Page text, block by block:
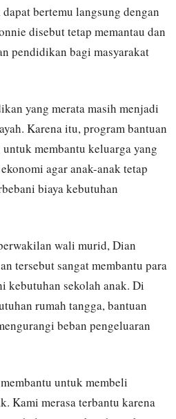
bertemu langsung dengan
disebut tetap memantau dan
pendidikan bagi masyarakat
yang merata masih menjadi
Karena itu, program bantuan
membantu keluarga yang
agar anak-anak tetap
biaya kebutuhan
wali murid, Dian
tersebut sangat membantu para
kebutuhan sekolah anak. Di
rumah tangga, bantuan
beban pengeluaran
untuk membeli
Kami merasa terbantu karena